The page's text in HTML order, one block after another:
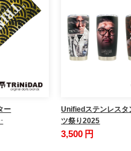
ー
Unifiedステンレスタ
ツ祭り2025
3,500 円